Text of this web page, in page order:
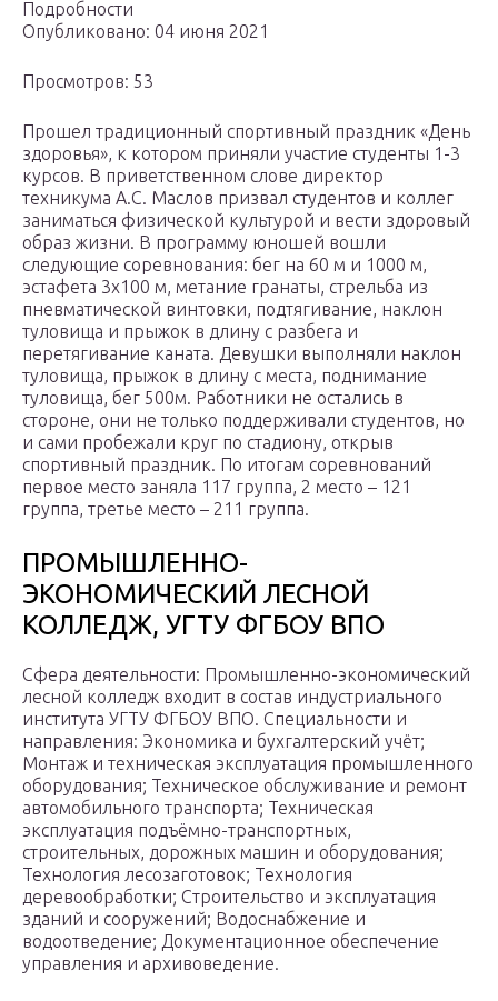
Подробности
Опубликовано: 04 июня 2021
Просмотров: 53
Прошел традиционный спортивный праздник «День
здоровья», к котором приняли участие студенты 1-3
курсов. В приветственном слове директор
техникума А.С. Маслов призвал студентов и коллег
заниматься физической культурой и вести здоровый
образ жизни. В программу юношей вошли
следующие соревнования: бег на 60 м и 1000 м,
эстафета 3х100 м, метание гранаты, стрельба из
пневматической винтовки, подтягивание, наклон
туловища и прыжок в длину с разбега и
перетягивание каната. Девушки выполняли наклон
туловища, прыжок в длину с места, поднимание
туловища, бег 500м. Работники не остались в
стороне, они не только поддерживали студентов, но
и сами пробежали круг по стадиону, открыв
спортивный праздник. По итогам соревнований
первое место заняла 117 группа, 2 место – 121
группа, третье место – 211 группа.
ПРОМЫШЛЕННО-
ЭКОНОМИЧЕСКИЙ ЛЕСНОЙ
КОЛЛЕДЖ, УГТУ ФГБОУ ВПО
Сфера деятельности: Промышленно-экономический
лесной колледж входит в состав индустриального
института УГТУ ФГБОУ ВПО. Специальности и
направления: Экономика и бухгалтерский учёт;
Монтаж и техническая эксплуатация промышленного
оборудования; Техническое обслуживание и ремонт
автомобильного транспорта; Техническая
эксплуатация подъёмно-транспортных,
строительных, дорожных машин и оборудования;
Технология лесозаготовок; Технология
деревообработки; Строительство и эксплуатация
зданий и сооружений; Водоснабжение и
водоотведение; Документационное обеспечение
управления и архивоведение.